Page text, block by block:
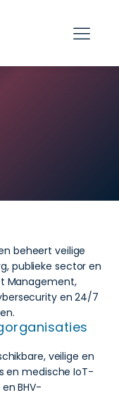
beheert veilige
publieke sector en
Management,
en 24/7
veilige en
en medische IoT-
BHV-